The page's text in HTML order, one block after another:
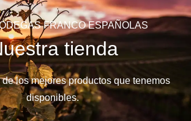
FRANCO ESPAÑOLAS
tienda
los mejores productos que tenemos
disponibles.